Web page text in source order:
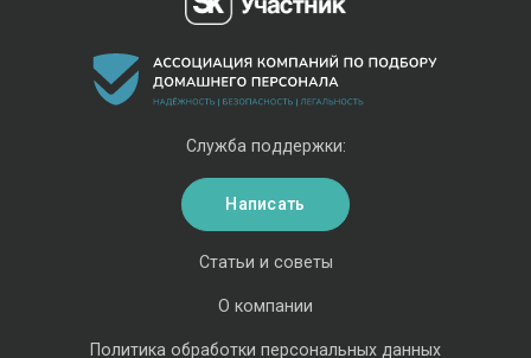
Статьи и советы
О компании
Политика обработки персональных данных
Служба поддержки:
Написать